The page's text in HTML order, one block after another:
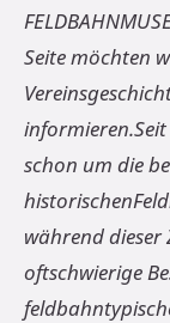
Seite möchten
schon um die
während
oftschwierige